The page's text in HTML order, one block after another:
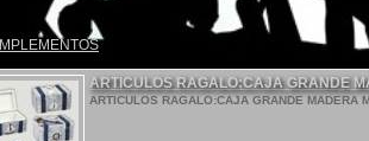
ARTICULOS RAGALO:CAJA GRANDE
ARTICULOS RAGALO:CAJA GRANDE MADERA